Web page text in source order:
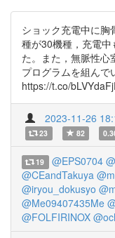
ショック充電中に胸
種が30機種，充電
た。また，無脈性心
プログラムを組んで
https://t.co/
2023-11-26
23 82
19 @EPS0704
@CEandTakuya
@iryou_dokusyo
@Me09407435Me
@FOLFIRINOX